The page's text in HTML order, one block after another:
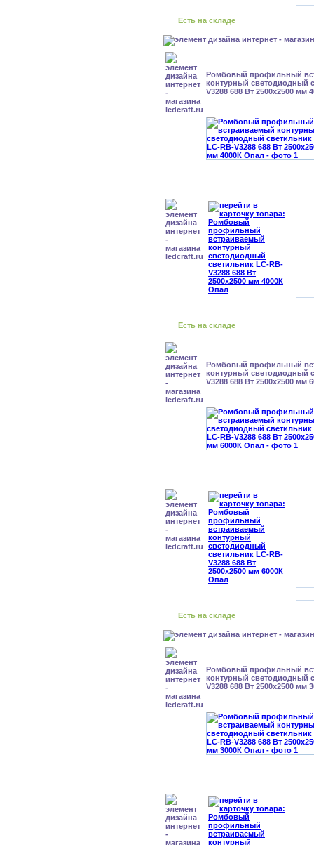
Есть на складе
Ромбовый профильный
контурный светодиодный
V3288 688 Вт 2500x2500 мм
Есть на складе
Ромбовый профильный
контурный светодиодный
V3288 688 Вт 2500x2500 мм
Есть на складе
Ромбовый профильный
контурный светодиодный
V3288 688 Вт 2500x2500 мм